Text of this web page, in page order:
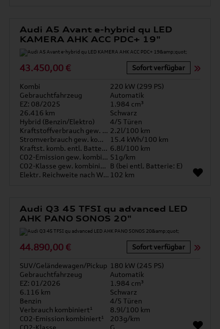
Audi A5 Avant e-hybrid qu LED
KAMERA AHK ACC PDC+ 19"
43.450,00 € Sofort verfügbar
Kombi
220 kW (299 PS)
Gebrauchtfahrzeug
Automatik
EZ: 08/2025
1.984 cm³
26.416 km
Schwarz
Hybrid (Benzin/Elektro)
4/5 Türen
Kraftstoffverbrauch gew. kombiniert 2.2l/100 km
Stromverbrauch gew. kombiniert
15.4 kWh/100 km
Kraftst. komb. entl. Batterie 6.8l/100 km
CO2-Emission gew. kombiniert 51g/km
CO2-Klasse gew. kombiniert B (bei entl. Batterie: E)
Elektr. Reichweite nach WLTP* 102 km
Audi Q3 45 TFSI qu advanced LED
AHK PANO SONOS 20"
44.890,00 € Sofort verfügbar
SUV/Geländewagen/Pickup 180 kW (245 PS)
Gebrauchtfahrzeug
Automatik
EZ: 01/2026
1.984 cm³
6.116 km
Schwarz
Benzin
4/5 Türen
Verbrauch kombiniert¹
8.9l/100 km
CO2-Emission kombiniert¹
203g/km
CO2-Klasse
G